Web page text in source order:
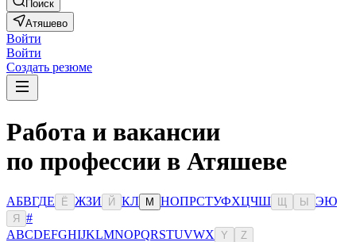
Поиск
Атяшево
Войти
Войти
Создать резюме
Работа и вакансии
по профессии в Атяшеве
АБВГДЕ Ё ЖЗИ Й КЛ М НОПРСТУФХЦЧШ Ы ЭЮ
Я
#
ABCDEFGHIJKLMNOPQRSTUVWX Y Z